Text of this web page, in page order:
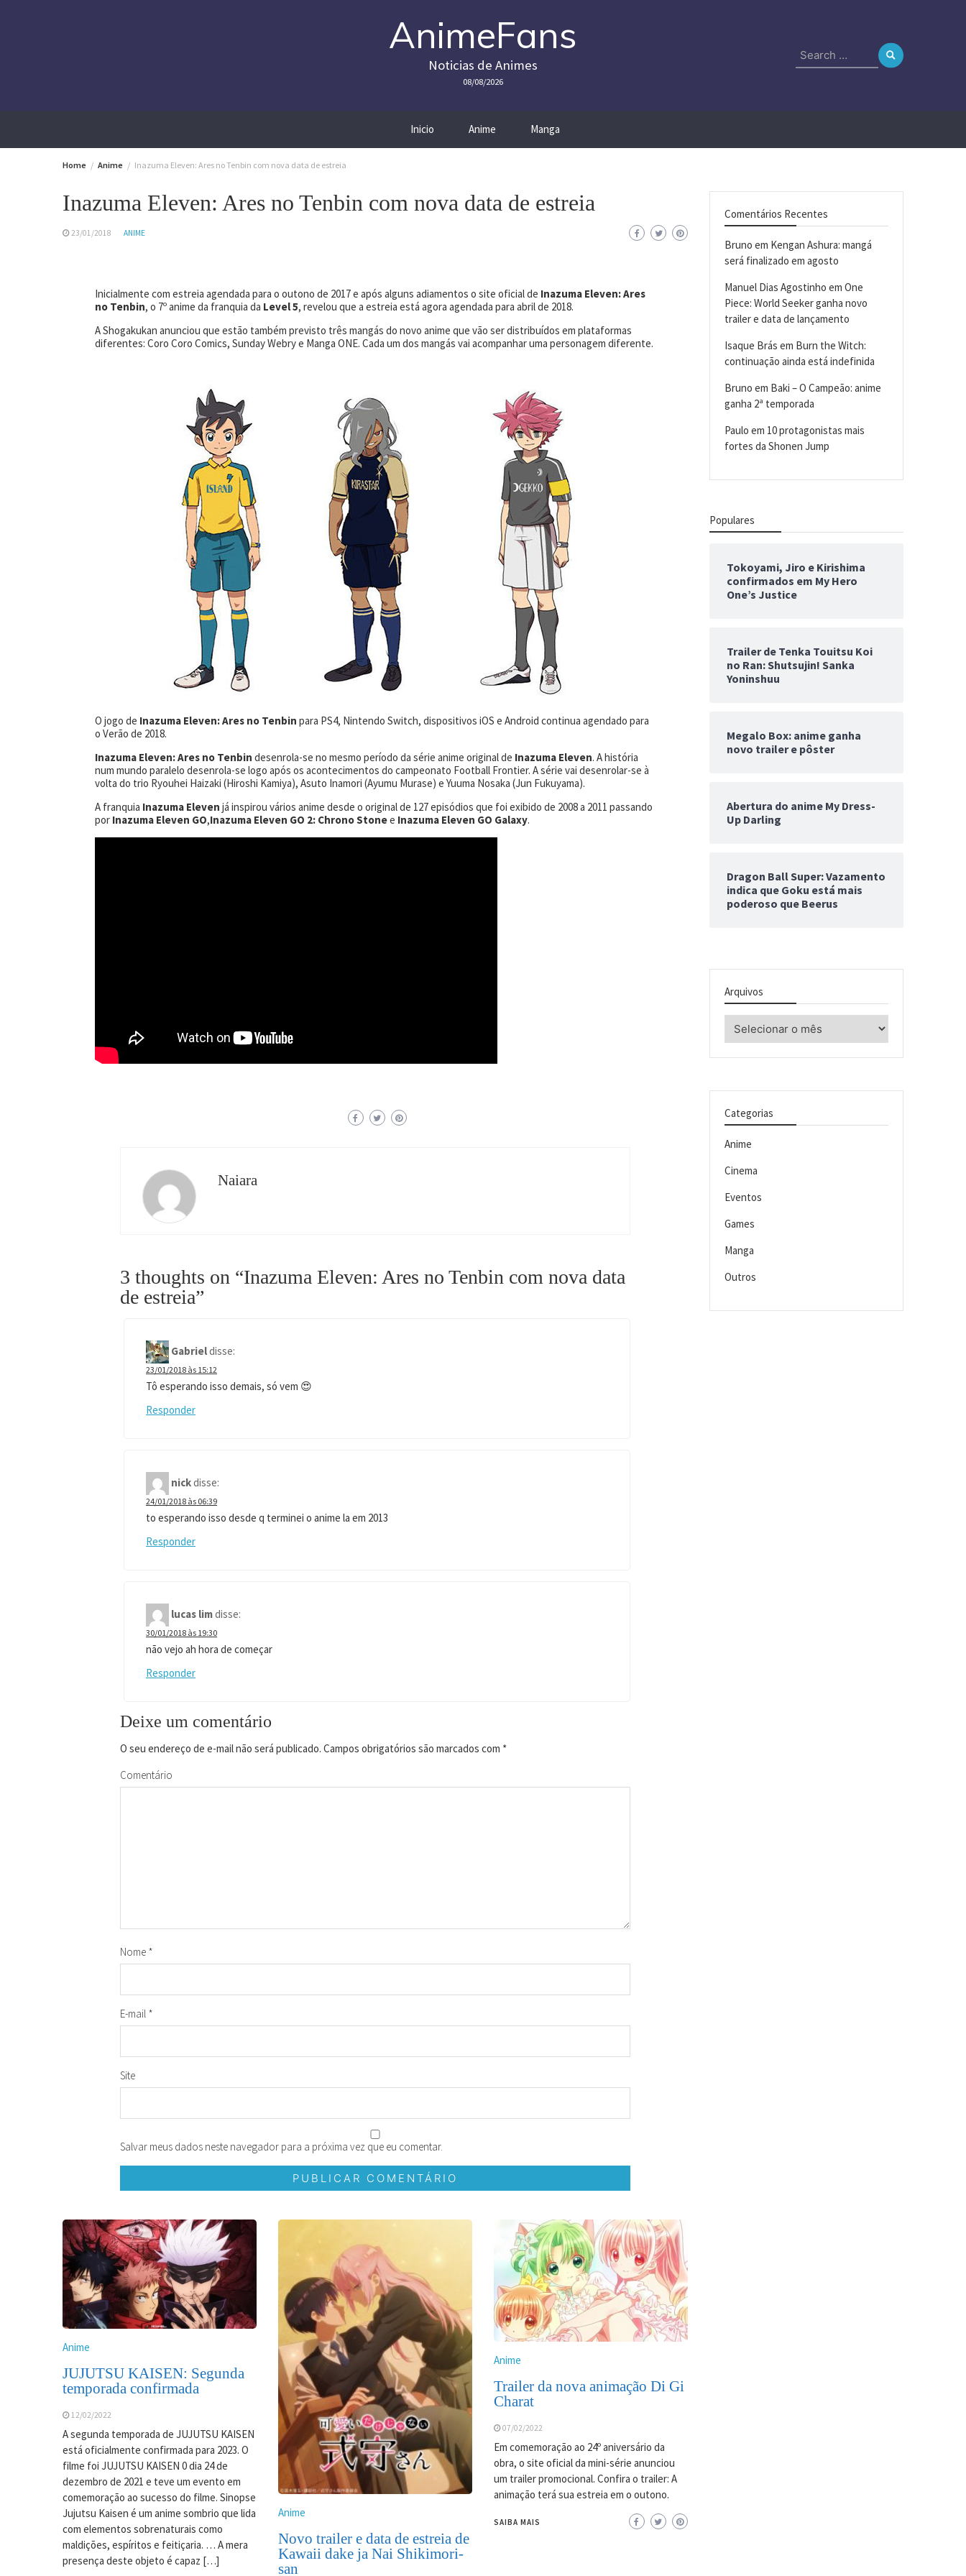
AnimeFans
Noticias de Animes
08/08/2026
Search
for:
Inicio Anime Manga
Home Anime Inazuma Eleven: Ares no Tenbin com nova data de estreia
Inazuma Eleven: Ares no Tenbin com nova data de estreia
23/01/2018 ANIME
Inicialmente com estreia agendada para o outono de 2017 e após alguns adiamentos o site oficial de Inazuma Eleven: Ares
no Tenbin, o 7º anime da franquia da Level 5, revelou que a estreia está agora agendada para abril de 2018.
A Shogakukan anunciou que estão também previsto três mangás do novo anime que vão ser distribuídos em plataformas
diferentes: Coro Coro Comics, Sunday Webry e Manga ONE. Cada um dos mangás vai acompanhar uma personagem diferente.
O jogo de Inazuma Eleven: Ares no Tenbin para PS4, Nintendo Switch, dispositivos iOS e Android continua agendado para
o Verão de 2018.
Inazuma Eleven: Ares no Tenbin desenrola-se no mesmo período da série anime original de Inazuma Eleven. A história
num mundo paralelo desenrola-se logo após os acontecimentos do campeonato Football Frontier. A série vai desenrolar-se à
volta do trio Ryouhei Haizaki (Hiroshi Kamiya), Asuto Inamori (Ayumu Murase) e Yuuma Nosaka (Jun Fukuyama).
A franquia Inazuma Eleven já inspirou vários anime desde o original de 127 episódios que foi exibido de 2008 a 2011 passando
por Inazuma Eleven GO,Inazuma Eleven GO 2: Chrono Stonee Inazuma Eleven GO Galaxy.
Naiara
3 thoughts on “Inazuma Eleven: Ares no Tenbin com nova data
de estreia”
Gabrieldisse:
23/01/2018 às 15:12
Tô esperando isso demais, só vem 😍
Responder
nickdisse:
24/01/2018 às 06:39
to esperando isso desde q terminei o anime la em 2013
Responder
lucas limdisse:
30/01/2018 às 19:30
não vejo ah hora de começar
Responder
Deixe um comentário
O seu endereço de e-mail não será publicado. Campos obrigatórios são marcados com *
Comentário
Nome *
E-mail *
Site
Salvar meus dados neste navegador para a próxima vez que eu comentar.
Anime
JUJUTSU KAISEN: Segunda
temporada confirmada
12/02/2022
A segunda temporada de JUJUTSU KAISEN
está oficialmente confirmada para 2023. O
filme foi JUJUTSU KAISEN 0 dia 24 de
dezembro de 2021 e teve um evento em
comemoração ao sucesso do filme. Sinopse
Jujutsu Kaisen é um anime sombrio que lida
com elementos sobrenaturais como
maldições, espíritos e feitiçaria. … A mera
presença deste objeto é capaz […]
Anime
Novo trailer e data de estreia de
Kawaii dake ja Nai Shikimori-
san
Anime
Trailer da nova animação Di Gi
Charat
07/02/2022
Em comemoração ao 24º aniversário da
obra, o site oficial da mini-série anunciou
um trailer promocional. Confira o trailer: A
animação terá sua estreia em o outono.
SAIBA MAIS
Comentários Recentes
Bruno em Kengan Ashura: mangá
será finalizado em agosto
Manuel Dias Agostinho em One
Piece: World Seeker ganha novo
trailer e data de lançamento
Isaque Brás em Burn the Witch:
continuação ainda está indefinida
Bruno em Baki – O Campeão: anime
ganha 2ª temporada
Paulo em 10 protagonistas mais
fortes da Shonen Jump
Populares
Tokoyami, Jiro e Kirishima
confirmados em My Hero
One’s Justice
Trailer de Tenka Touitsu Koi
no Ran: Shutsujin! Sanka
Yoninshuu
Megalo Box: anime ganha
novo trailer e pôster
Abertura do anime My Dress-
Up Darling
Dragon Ball Super: Vazamento
indica que Goku está mais
poderoso que Beerus
Arquivos
Arquivos
Categorias
Anime
Cinema
Eventos
Games
Manga
Outros